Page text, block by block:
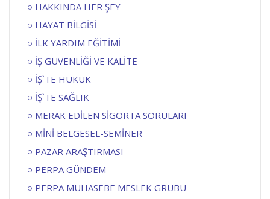
HAKKINDA HER ŞEY
HAYAT BİLGİSİ
İLK YARDIM EĞİTİMİ
İŞ GÜVENLİĞİ VE KALİTE
İŞ`TE HUKUK
İŞ`TE SAĞLIK
MERAK EDİLEN SİGORTA SORULARI
MİNİ BELGESEL-SEMİNER
PAZAR ARAŞTIRMASI
PERPA GÜNDEM
PERPA MUHASEBE MESLEK GRUBU